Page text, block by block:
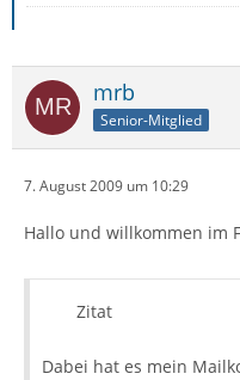
mrb
Senior-Mitglied
7. August 2009 um 10:29
Hallo und willkommen im
Zitat
Dabei hat es mein